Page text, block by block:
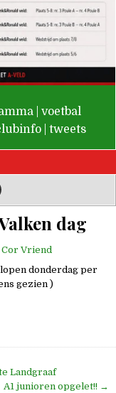
voetbal
tweets
dag
Cor Vriend
donderdag per
gezien )
Landgraaf
A1 junioren opgelet!! →